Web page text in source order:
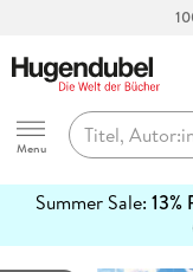
Hugendubel
Menu
Summer Sale: 13%
erfahren